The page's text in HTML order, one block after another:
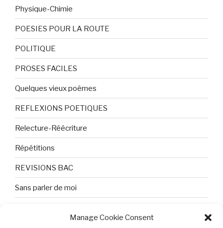
Manage Cookie Consent
Physique-Chimie
POESIES POUR LA ROUTE
POLITIQUE
PROSES FACILES
Quelques vieux poèmes
REFLEXIONS POETIQUES
Relecture-Réécriture
Répétitions
REVISIONS BAC
Sans parler de moi